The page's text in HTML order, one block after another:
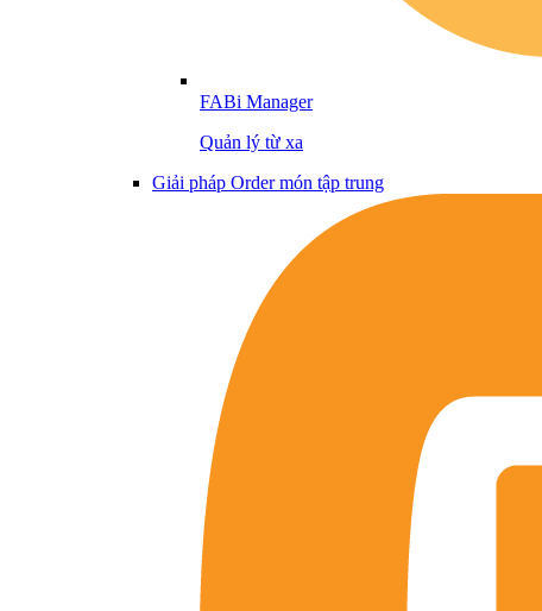
FABi Manager
Quản lý từ xa
Giải pháp Order món tập trung